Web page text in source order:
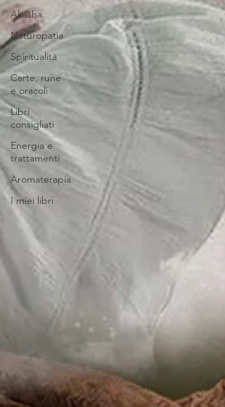
Akasha
Naturopatia
Spiritualità
Carte, rune
e oracoli
Libri
consigliati
Energia e
trattamenti
Aromaterapia
I miei libri